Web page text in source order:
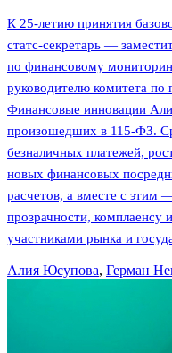
К 25-летию принятия
статс-секретарь —
по финансовому
руководителю комитета
Финансовые инновации
произошедших в 115-ФЗ.
безналичных платежей,
новых финансовых
расчетов, а вместе с этим
прозрачности,
участниками рынка и
Алия Юсупова, Герман